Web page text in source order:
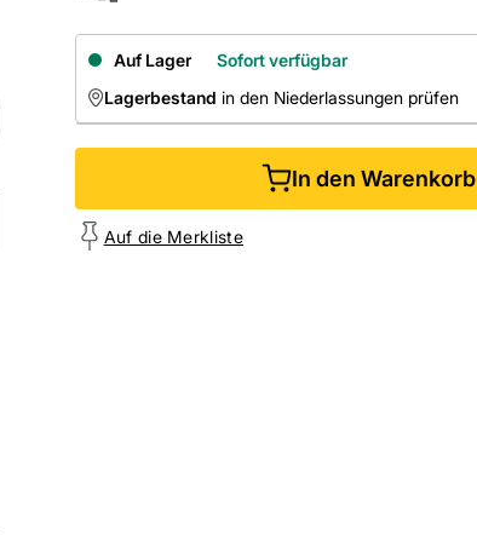
Auf Lager
Sofort verfügbar
Lagerbestand in den Niederlassungen prüfen
NIEDERLASSUNGEN
In den Warenkorb
Auf die Merkliste